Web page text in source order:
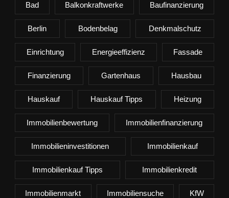
Bad Balkonkraftwerke Baufinanzierung
Berlin Bodenbelag Denkmalschutz
Einrichtung Energieeffizienz Fassade
Finanzierung Gartenhaus Hausbau
Hauskauf Hauskauf Tipps Heizung
Immobilienbewertung Immobilienfinanzierung
Immobilieninvestitionen Immobilienkauf
Immobilienkauf Tipps Immobilienkredit
Immobilienmarkt Immobiliensuche KfW